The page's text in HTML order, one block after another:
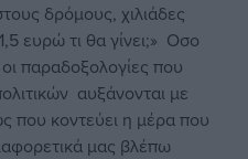
δρόμους, χιλιάδες
ευρώ τι θα γίνει;» Οσο
παραδοξολογίες που
αυξάνονται με
που κοντεύει η μέρα που
μας βλέπω